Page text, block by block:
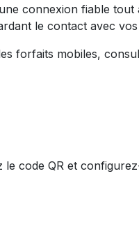
connexion fiable
le contact avec
forfaits mobiles,
code QR et